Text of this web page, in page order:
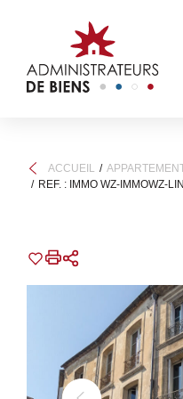
ACCUEIL
REF. : IMMO WZ-IMMOWZ-